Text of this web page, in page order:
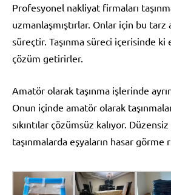
Profesyonel nakliyat firmaları
uzmanlaşmıştırlar. Onlar için bu tarz
süreçtir. Taşınma süreci içerisinde ki
çözüm getirirler.
Amatör olarak taşınma işlerinde
Onun içinde amatör olarak
sıkıntılar çözümsüz kalıyor.
taşınmalarda eşyaların hasar görme